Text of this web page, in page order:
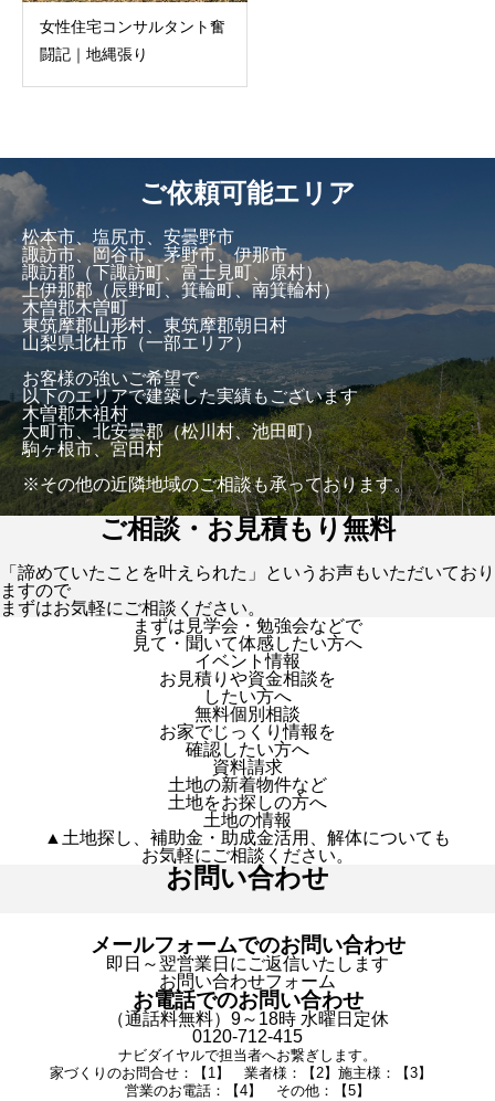
女性住宅コンサルタント奮
闘記｜地縄張り
ご依頼可能エリア
松本市、塩尻市、安曇野市
諏訪市、岡谷市、茅野市、伊那市
諏訪郡（下諏訪町、富士見町、原村）
上伊那郡（辰野町、箕輪町、南箕輪村）
木曽郡木曽町
東筑摩郡山形村、東筑摩郡朝日村
山梨県北杜市（一部エリア）
お客様の強いご希望で
以下のエリアで建築した実績もございます
木曽郡木祖村
大町市、北安曇郡（松川村、池田町）
駒ヶ根市、宮田村
※その他の近隣地域のご相談も承っております。
ご相談・お見積もり無料
「諦めていたことを叶えられた」というお声もいただいており
ますので
まずはお気軽にご相談ください。
まずは見学会・勉強会などで
見て・聞いて体感したい方へ
イベント情報
お見積りや資金相談を
したい方へ
無料個別相談
お家でじっくり情報を
確認したい方へ
資料請求
土地の新着物件など
土地をお探しの方へ
土地の情報
▲土地探し、補助金・助成金活用、解体についても
お気軽にご相談ください。
お問い合わせ
メールフォームでのお問い合わせ
即日～翌営業日にご返信いたします
お問い合わせフォーム
お電話でのお問い合わせ
（通話料無料）9～18時 水曜日定休
0120-712-415
ナビダイヤルで担当者へお繋ぎします。
家づくりのお問合せ：【1】 業者様：【2】施主様：【3】
営業のお電話：【4】 その他：【5】